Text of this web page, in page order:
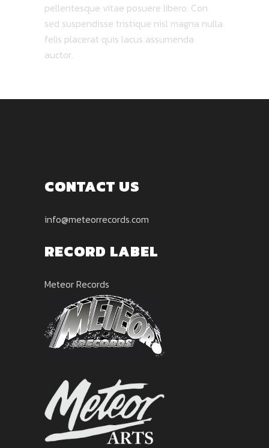
pellentesque vitae posuere libero. Con
sed suspendisse tristique nisl magna nulla
felis placerat quis lacus assumenda
auctor.
CONTACT US
info@meteorrecords.com
RECORD LABEL
Meteor Records